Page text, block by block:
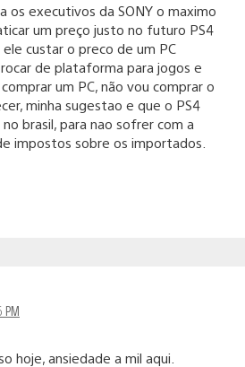
os executivos da SONY o maximo
um preço justo no futuro PS4
ele custar o preco de um PC
de plataforma para jogos e
um PC, não vou comprar o
minha sugestao e que o PS4
brasil, para nao sofrer com a
impostos sobre os importados.
PM
hoje, ansiedade a mil aqui.